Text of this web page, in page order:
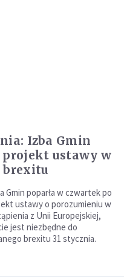
Izba Gmin
projekt ustawy w
brexitu
Gmin poparła w czwartek po
ustawy o porozumieniu w
z Unii Europejskiej,
jest niezbędne do
brexitu 31 stycznia.